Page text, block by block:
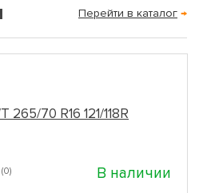
Перейти в каталог →
70 R16 121/118R
В наличии